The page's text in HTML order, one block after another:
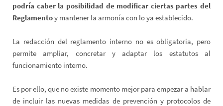
podría caber la posibilidad de modificar ciertas partes del
Reglamentoy mantener la armonía con lo ya establecido.
La redacción del reglamento interno no es obligatoria, pero
permite ampliar, concretar y adaptar los estatutos al
funcionamiento interno.
Es por ello, que no existe momento mejor para empezar a hablar
de incluir las nuevas medidas de prevención y protocolos de